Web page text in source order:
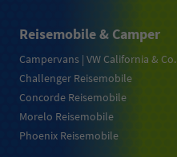
Reisemobile & Camper
Campervans | VW California & Co.
Challenger Reisemobile
Concorde Reisemobile
Morelo Reisemobile
Phoenix Reisemobile